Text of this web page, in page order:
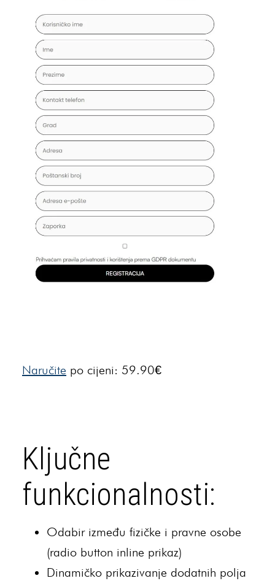
Naručite po cijeni: 59.90€
Ključne
funkcionalnosti:
Odabir između fizičke i pravne osobe
(radio button inline prikaz)
Dinamičko prikazivanje dodatnih polja